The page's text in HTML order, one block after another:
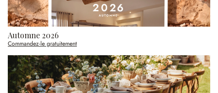
Automne 2026
Commandez-le gratuitement